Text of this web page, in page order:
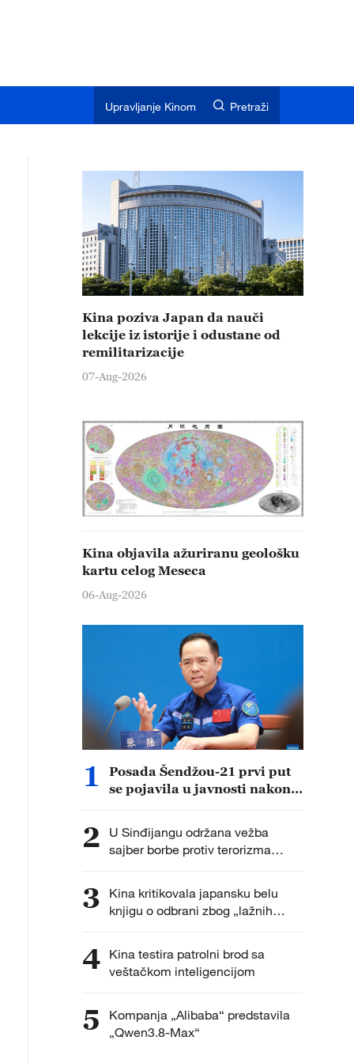
Upravljanje Kinom Pretraži
Kina poziva Japan da nauči
lekcije iz istorije i odustane od
remilitarizacije
07-Aug-2026
Kina objavila ažuriranu geološku
kartu celog Meseca
06-Aug-2026
1
Posada Šendžou-21 prvi put
se pojavila u javnosti nakon
2
U Sinđijangu održana vežba
sajber borbe protiv terorizma
„Tjanšan-2026“
3
Kina kritikovala japansku belu
knjigu o odbrani zbog „lažnih
narativa“
4 Kina testira patrolni brod sa
veštačkom inteligencijom
5
Kompanja „Alibaba“ predstavila
„Qwen3.8-Max“